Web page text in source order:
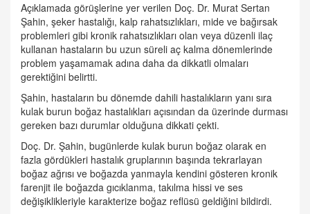
Açıklamada görüşlerine yer verilen Doç. Dr. Murat Sertan
Şahin, şeker hastalığı, kalp rahatsızlıkları, mide ve bağırsak
problemleri gibi kronik rahatsızlıkları olan veya düzenli ilaç
kullanan hastaların bu uzun süreli aç kalma dönemlerinde
problem yaşamamak adına daha da dikkatli olmaları
gerektiğini belirtti.
Şahin, hastaların bu dönemde dahili hastalıkların yanı sıra
kulak burun boğaz hastalıkları açısından da üzerinde durması
gereken bazı durumlar olduğuna dikkati çekti.
Doç. Dr. Şahin, bugünlerde kulak burun boğaz olarak en
fazla gördükleri hastalık gruplarının başında tekrarlayan
boğaz ağrısı ve boğazda yanmayla kendini gösteren kronik
farenjit ile boğazda gıcıklanma, takılma hissi ve ses
değişiklikleriyle karakterize boğaz reflüsü geldiğini bildirdi.